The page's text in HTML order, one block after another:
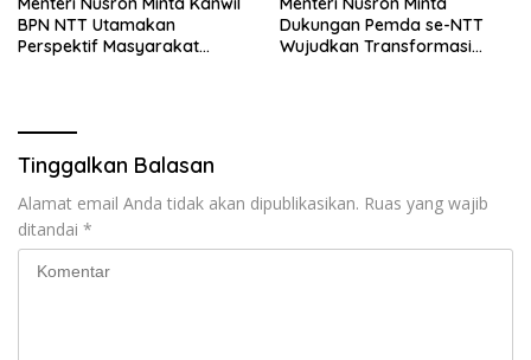
BPN NTT Utamakan
Perspektif Masyarakat
Dukungan Pemda se-NTT
Wujudkan Transformasi
Tinggalkan Balasan
Alamat email Anda tidak akan dipublikasikan. Ruas yang wajib
ditandai *